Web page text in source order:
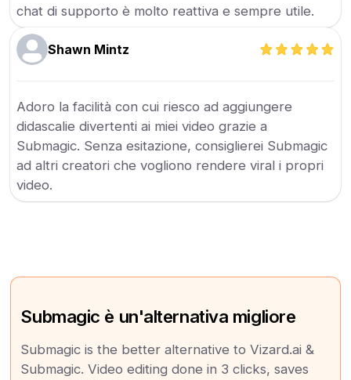
chat di supporto è molto reattiva e sempre utile.
Shawn Mintz
Adoro la facilità con cui riesco ad aggiungere
didascalie divertenti ai miei video grazie a
Submagic. Senza esitazione, consiglierei Submagic
ad altri creatori che vogliono rendere viral i propri
video.
Submagic è un'alternativa migliore
Submagic is the better alternative to Vizard.ai &
Submagic. Video editing done in 3 clicks, saves